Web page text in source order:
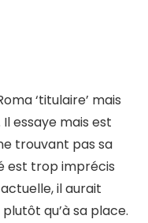
‘titulaire’ mais
essaye mais est
trouvant pas sa
est trop imprécis
il aurait
qu’à sa place.